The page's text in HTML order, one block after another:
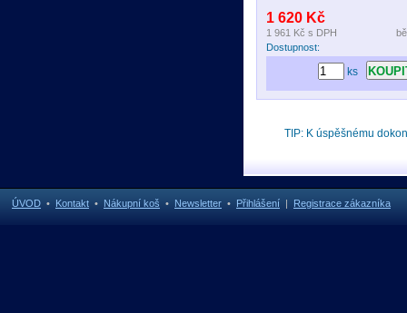
1 620 Kč
1 961 Kč s DPH
Dostupnost:
ks
TIP: K úspěšnému
ÚVOD • Kontakt • Nákupní koš • Newsletter • Přihlášení | Registrace zákazníka